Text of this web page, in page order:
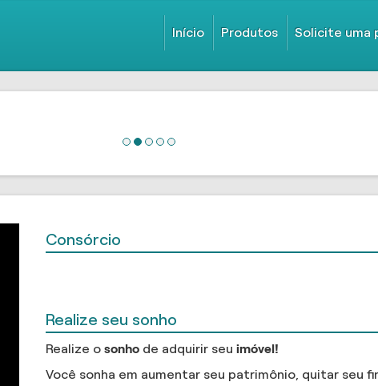
Início Produtos Solicite uma
Consórcio
Realize seu sonho
Realize osonho de adquirir seuimóvel!
Você sonha em aumentar seu patrimônio, quitar seu